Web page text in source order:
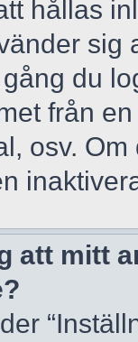
hållas
sig
du
från
osv.
att mitt